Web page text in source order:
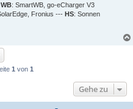
WB: SmartWB, go-eCharger V3
Fronius --- HS: Sonnen
1 von 1
Gehe zu